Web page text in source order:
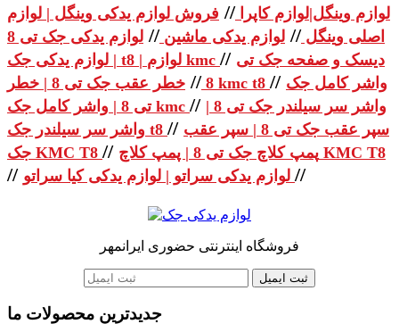
لوازم وینگل|لوازم کاپرا // فروش لوازم یدکی وینگل | لوازم
اصلی وینگل // لوازم یدکی ماشین //
لوازم یدکی جک تی 8
| لوازم یدکی جک t8 | لوازم kmc // دیسک و صفحه جک تی
8
// خطر عقب جک تی 8 | خطر kmc t8 // واشر کامل جک
تی 8 | واشر کامل جک kmc // واشر سر سیلندر جک تی 8 |
واشر سر سیلندر جک t8 // سپر عقب جک تی 8 | سپر عقب
جک KMC T8 // پمپ کلاچ جک تی 8 | پمپ کلاچ KMC T8
// //
فروشگاه اینترنتی حضوری ایرانمهر
ثبت ایمیل
جدیدترین محصولات ما